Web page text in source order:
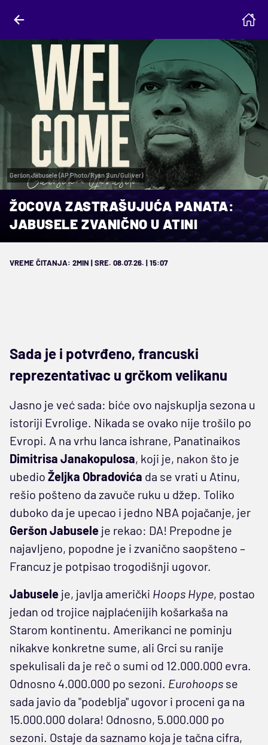
Geršon Jabusele (AP Photo/Ryan Sun/Guliver)
ŽOCOVA ZASTRAŠUJUĆA PANATA:
JABUSELE ZVANIČNO U ATINI
VREME ČITANJA: 2MIN | SRE. 08.07.26. | 15:07
Sada je i potvrđeno, francuski
reprezentativac u grčkom velikanu
Jasno je već sada: biće ovo najskuplja sezona u
istoriji Evrolige. Nikada se ovako nije trošilo po
Evropi. A na vrhu lanca ishrane, Panatinaikos
Dimitrisa Janakopulosa, koji je, nakon što je
ubedio Željka Obradovića da se vrati u Atinu,
rešio pošteno da zavuče ruku u džep. Toliko
duboko da je upecao i jedno NBA pojačanje, jer
Geršon Jabusele je rekao: DA! Prepodne je
najavljeno, popodne je i zvanično saopšteno –
Francuz je potpisao trogodišnji ugovor.
Jabusele je, javlja američki Hoops Hype, postao
jedan od trojice najplaćenijih košarkaša na
Starom kontinentu. Amerikanci ne pominju
nikakve konkretne sume, ali Grci su ranije
spekulisali da je reč o sumi od 12.000.000 evra.
Odnosno 4.000.000 po sezoni. Eurohoops se
sada javio da "podeblja" ugovor i proceni ga na
15.000.000 dolara! Odnosno, 5.000.000 po
sezoni. Ostaje da saznamo koja je tačna cifra,